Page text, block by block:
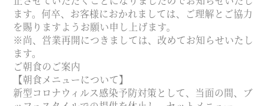
ます。何卒、お客様におかれましては、ご理解とご協力
を賜りますようお願い申し上げます。
※尚、営業再開につきましては、改めてお知らせいたし
ます。
ご朝食のご案内
【朝食メニューについて】
新型コロナウィルス感染予防対策として、当面の間、ブ